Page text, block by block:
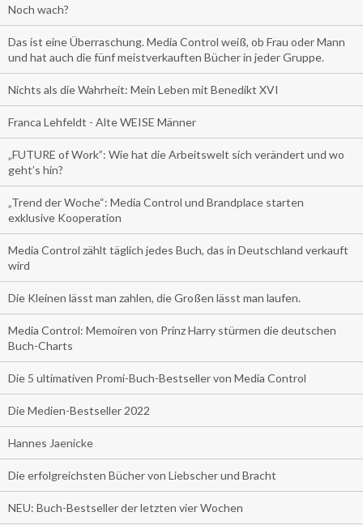
Noch wach?
Das ist eine Überraschung. Media Control weiß, ob Frau oder Mann
und hat auch die fünf meistverkauften Bücher in jeder Gruppe.
Nichts als die Wahrheit: Mein Leben mit Benedikt XVI
Franca Lehfeldt - Alte WEISE Männer
„FUTURE of Work”: Wie hat die Arbeitswelt sich verändert und wo
geht’s hin?
„Trend der Woche“: Media Control und Brandplace starten
exklusive Kooperation
Media Control zählt täglich jedes Buch, das in Deutschland verkauft
wird
Die Kleinen lässt man zahlen, die Großen lässt man laufen.
Media Control: Memoiren von Prinz Harry stürmen die deutschen
Buch-Charts
Die 5 ultimativen Promi-Buch-Bestseller von Media Control
Die Medien-Bestseller 2022
Hannes Jaenicke
Die erfolgreichsten Bücher von Liebscher und Bracht
NEU: Buch-Bestseller der letzten vier Wochen